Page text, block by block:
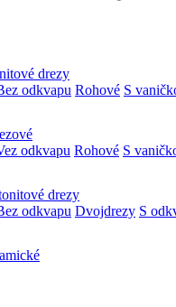
drezy
odkvapu Rohové S
odkvapu Rohové S
drezy
odkvapu Dvojdrezy S